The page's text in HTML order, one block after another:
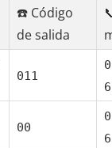
☎️ Código
dе salida
011
00